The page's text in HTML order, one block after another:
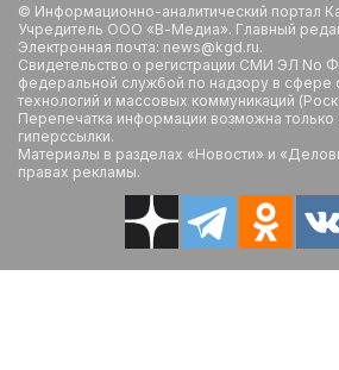
© Информационно-аналитический портал
Учредитель ООО «В-Медиа». Главный
Электронная почта: news@kgd.ru.
Свидетельство о регистрации СМИ ЭЛ No
федеральной службой по надзору в сфере
технологий и массовых коммуникаций
Перепечатка информации возможна только
гиперссылки.
Материалы в разделах «Новости» и
правах рекламы.